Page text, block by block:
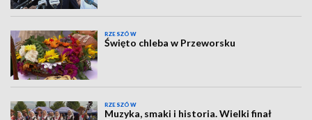
RZESZÓW
Święto chleba w Przeworsku
RZESZÓW
Muzyka, smaki i historia. Wielki finał